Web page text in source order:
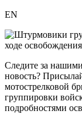
EN
Следите за
новость?
мотострелковой
группировки
подробностями